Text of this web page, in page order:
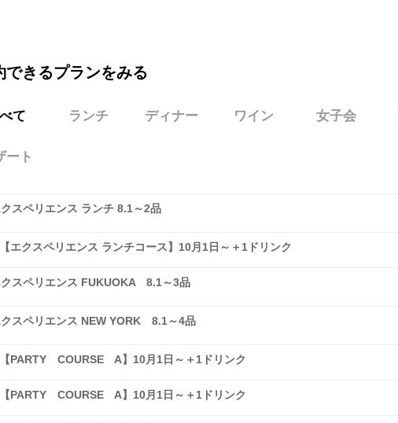
できるプランをみる
て
スペリエンス ランチ 8.1～2品
【エクスペリエンス ランチコース】10月1日～＋1ドリンク
クスペリエンス FUKUOKA 8.1～3品
スペリエンス NEW YORK 8.1～4品
【PARTY COURSE A】10月1日～＋1ドリンク
【PARTY COURSE A】10月1日～＋1ドリンク
ランチ ディナー ワイン 女子会
ート